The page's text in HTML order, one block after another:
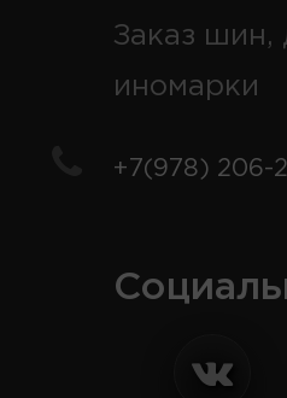
Заказ шин,
иномарки
+7(978) 206-